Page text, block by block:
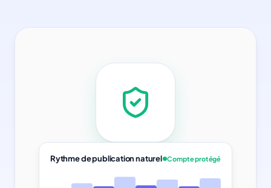
Rythme de publication naturel Compte protégé